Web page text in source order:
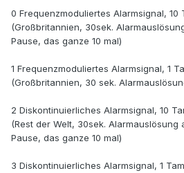
0 Frequenzmoduliertes Alarmsignal, 10
(Großbritannien, 30sek.
Pause, das ganze 10 mal)
1 Frequenzmoduliertes Alarmsignal, 1
(Großbritannien, 30 sek.
2 Diskontinuierliches Alarmsignal, 10
(Rest der Welt, 30sek. Alarmauslösung
Pause, das ganze 10 mal)
3 Diskontinuierliches Alarmsignal, 1